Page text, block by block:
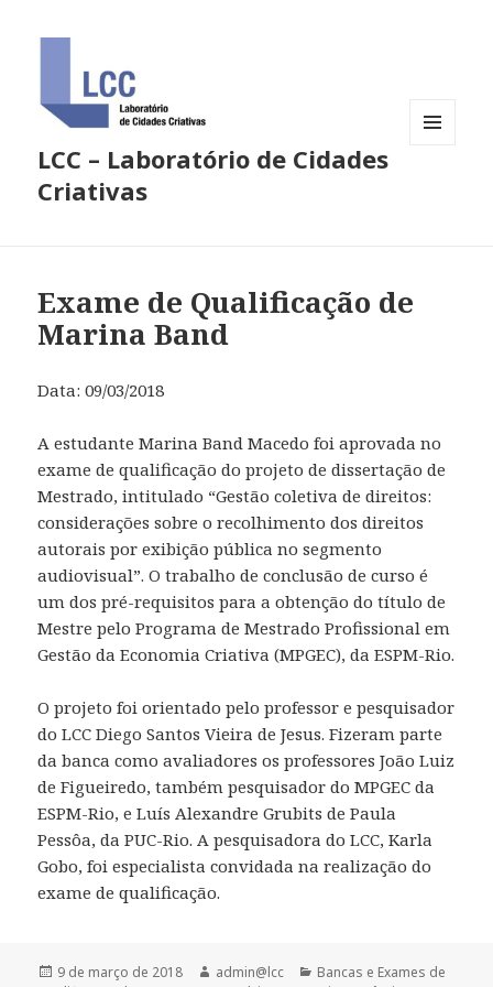
LCC – Laboratório de Cidades
Criativas
Exame de Qualificação de
Marina Band
Data: 09/03/2018
A estudante Marina Band Macedo foi aprovada no
exame de qualificação do projeto de dissertação de
Mestrado, intitulado “Gestão coletiva de direitos:
considerações sobre o recolhimento dos direitos
autorais por exibição pública no segmento
audiovisual”. O trabalho de conclusão de curso é
um dos pré-requisitos para a obtenção do título de
Mestre pelo Programa de Mestrado Profissional em
Gestão da Economia Criativa (MPGEC), da ESPM-Rio.
O projeto foi orientado pelo professor e pesquisador
do LCC Diego Santos Vieira de Jesus. Fizeram parte
da banca como avaliadores os professores João Luiz
de Figueiredo, também pesquisador do MPGEC da
ESPM-Rio, e Luís Alexandre Grubits de Paula
Pessôa, da PUC-Rio. A pesquisadora do LCC, Karla
Gobo, foi especialista convidada na realização do
exame de qualificação.
Publicado
9 de março de 2018 Autor
admin@lcc Categorias
Bancas e Exames de